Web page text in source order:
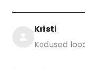
Kristi
Kodused